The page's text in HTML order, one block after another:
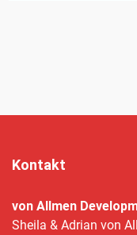
Kontakt
von Allmen
Sheila & Adrian von